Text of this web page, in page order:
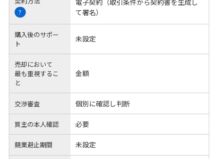
?
て署名）
購入後のサポー
ト
未設定
売却において
最も重視するこ
と
金額
交渉審査 個別に確認し判断
買主の本人確認 必要
競業避止期間 未設定